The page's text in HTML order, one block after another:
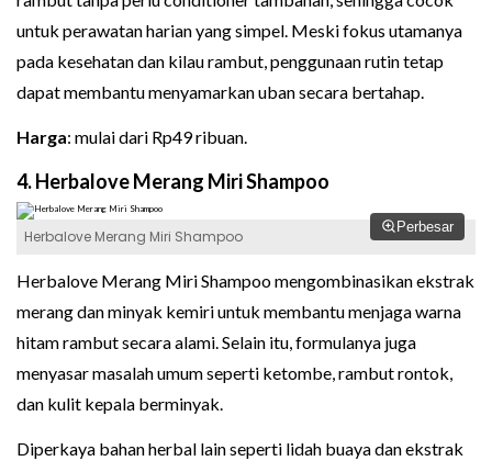
untuk perawatan harian yang simpel. Meski fokus utamanya
pada kesehatan dan kilau rambut, penggunaan rutin tetap
dapat membantu menyamarkan uban secara bertahap.
Harga: mulai dari Rp49 ribuan.
4. Herbalove Merang Miri Shampoo
Perbesar
Herbalove Merang Miri Shampoo
Herbalove Merang Miri Shampoo mengombinasikan ekstrak
merang dan minyak kemiri untuk membantu menjaga warna
hitam rambut secara alami. Selain itu, formulanya juga
menyasar masalah umum seperti ketombe, rambut rontok,
dan kulit kepala berminyak.
Diperkaya bahan herbal lain seperti lidah buaya dan ekstrak